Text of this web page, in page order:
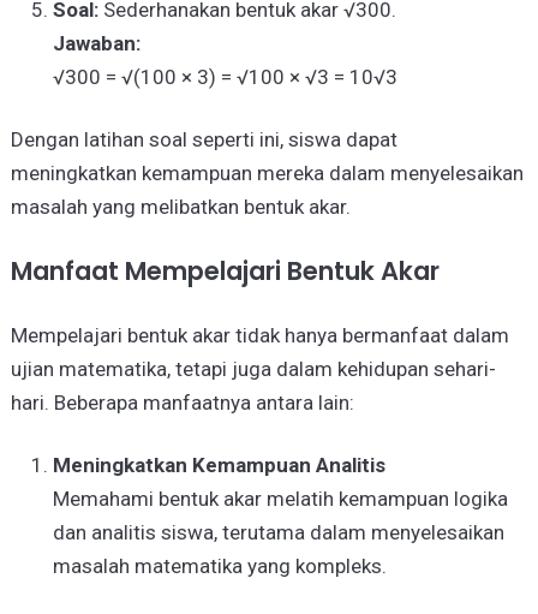
Soal:Sederhanakan bentuk akar √300.
Jawaban:
√300 = √(100 × 3) = √100 × √3 = 10√3
Dengan latihan soal seperti ini, siswa dapat
meningkatkan kemampuan mereka dalam menyelesaikan
masalah yang melibatkan bentuk akar.
Manfaat Mempelajari Bentuk Akar
Mempelajari bentuk akar tidak hanya bermanfaat dalam
ujian matematika, tetapi juga dalam kehidupan sehari-
hari. Beberapa manfaatnya antara lain:
Meningkatkan Kemampuan Analitis
Memahami bentuk akar melatih kemampuan logika
dan analitis siswa, terutama dalam menyelesaikan
masalah matematika yang kompleks.